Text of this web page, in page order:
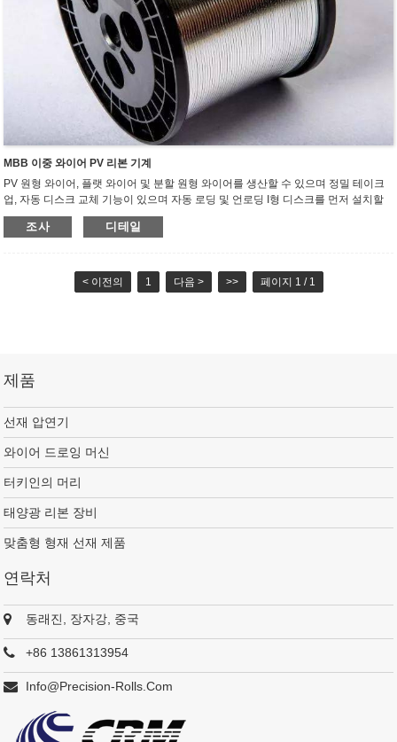
MBB 이중 와이어 PV 리본 기계
PV 원형 와이어, 플랫 와이어 및 분할 원형 와이어를 생산할 수 있으며 정밀 테이크
업, 자동 디스크 교체 기능이 있으며 자동 로딩 및 언로딩 I형 디스크를 먼저 설치할
수 있습니다.
1. 페이오프 장치: 페이오프 프레임은 고정밀 스러스트 구조 베어링을 사용하여 정밀
2. 어닐링 장치: 상부 및 하부 어닐링 롤은 적색 구리로 만들어지며 독립적으로 구동
되며 PLC는 모터에 속도 신호를 보내고 스윙로드는 모터의 속도 차이를 조정합니
조사 디테일
< 이전의 1 다음 > >> 페이지 1 / 1
제품
선재 압연기
와이어 드로잉 머신
터키인의 머리
태양광 리본 장비
맞춤형 형재 선재 제품
연락처
동래진, 장자강, 중국
+86 13861313954
Info@precision-Rolls.com